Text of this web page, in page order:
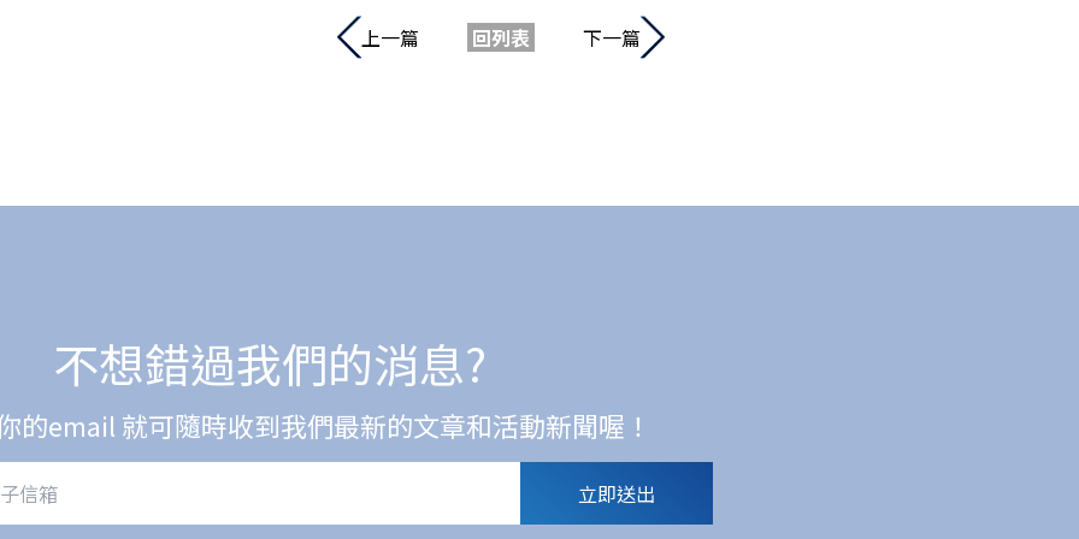
上一篇 回列表 下一篇
不想錯過我們的消息?
的email 就可隨時收到我們最新的文章和活動新聞喔！
立即送出